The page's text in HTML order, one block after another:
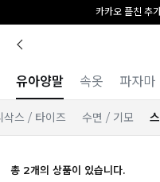
카카오 플친 추
유아양말 속옷 파자마
삭스 / 타이즈 수면 / 기모
총 2개의 상품이 있습니다.